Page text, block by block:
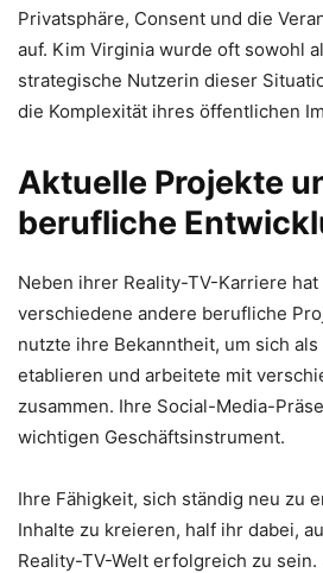
Privatsphäre, Consent und die
auf. Kim Virginia wurde oft sowohl
strategische Nutzerin dieser
die Komplexität ihres öffentlichen
Aktuelle Projekte
berufliche
Neben ihrer Reality-TV-Karriere
verschiedene andere berufliche
nutzte ihre Bekanntheit, um sich
etablieren und arbeitete mit
zusammen. Ihre Social-Media-
wichtigen Geschäftsinstrument.
Ihre Fähigkeit, sich ständig neu zu
Inhalte zu kreieren, half ihr dabei,
Reality-TV-Welt erfolgreich zu